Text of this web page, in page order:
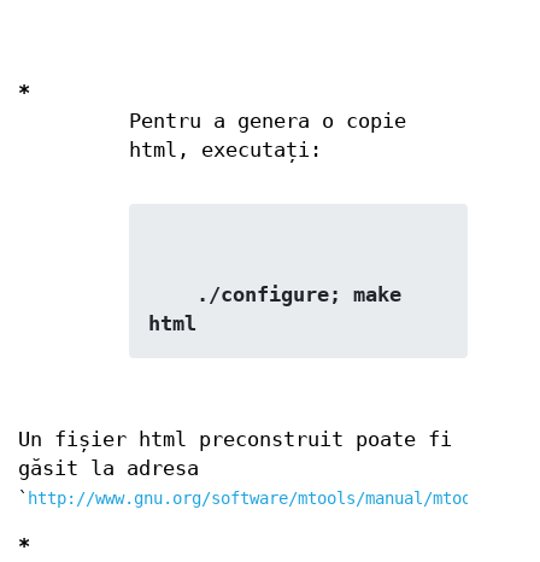
*
Pentru a genera o copie
html, executați:
html
Un fișier html preconstruit poate fi
găsit la adresa
` http://www.gnu.org/software/mtools/manual/
*